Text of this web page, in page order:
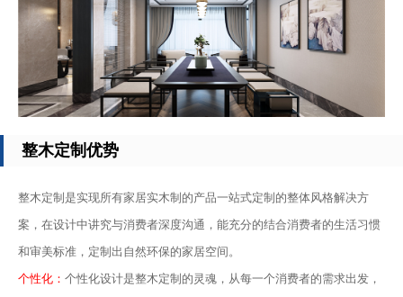
整木定制优势
整木定制是实现所有家居实木制的产品一站式定制的整体风格解决方
案，在设计中讲究与消费者深度沟通，能充分的结合消费者的生活习惯
和审美标准，定制出自然环保的家居空间。
个性化： 个性化设计是整木定制的灵魂，从每一个消费者的需求出发，